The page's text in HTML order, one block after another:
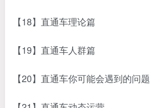
【18】直通车理论篇
【19】直通车人群篇
【20】直通车你可能会遇到的问题